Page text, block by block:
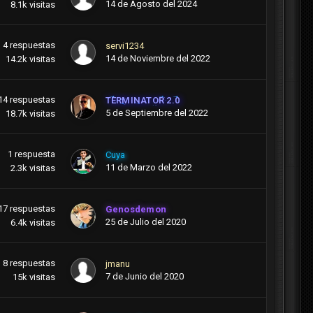
8.1k visitas
14 de Agosto del 2024
4 respuestas
14.2k visitas
servi1234
14 de Noviembre del 2022
respuestas
18.7k visitas
TERMINATOR 2.0
5 de Septiembre del 2022
1 respuesta
2.3k visitas
Cuya
11 de Marzo del 2022
respuestas
6.4k visitas
Genosdemon
25 de Julio del 2020
8 respuestas
15k visitas
jmanu
7 de Junio del 2020